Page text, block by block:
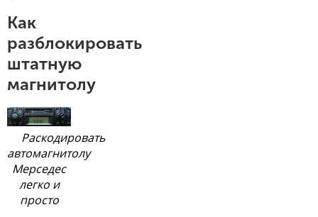
Как
разблокировать
штатную
магнитолу
Раскодировать
автомагнитолу
Мерседес
легко и
просто